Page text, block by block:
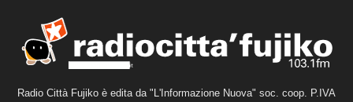
Radio Città Fujiko è edita da "L'Informazione Nuova" soc. coop. P.IVA